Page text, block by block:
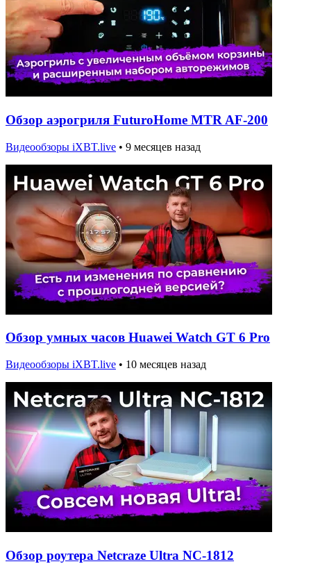
Обзор аэрогриля FuturoHome MTR AF-200
Видеообзоры iXBT.live • 9 месяцев назад
Обзор умных часов Huawei Watch GT 6 Pro
Видеообзоры iXBT.live • 10 месяцев назад
Обзор роутера Netcraze Ultra NC-1812